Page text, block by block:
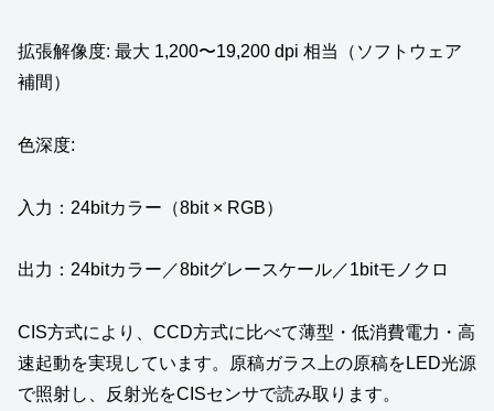
拡張解像度: 最大 1,200〜19,200 dpi 相当（ソフトウェア
補間）
色深度:
入力：24bitカラー（8bit × RGB）
出力：24bitカラー／8bitグレースケール／1bitモノクロ
CIS方式により、CCD方式に比べて薄型・低消費電力・高
速起動を実現しています。原稿ガラス上の原稿をLED光源
で照射し、反射光をCISセンサで読み取ります。